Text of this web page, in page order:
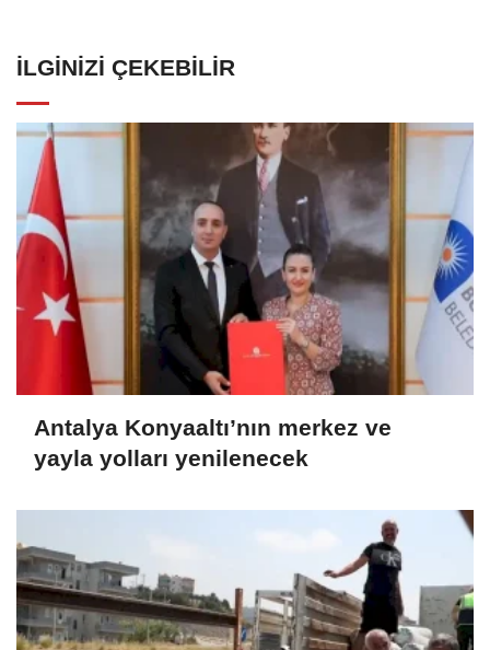
İLGINIZI ÇEKEBILIR
Antalya Konyaaltı’nın merkez ve
yayla yolları yenilenecek